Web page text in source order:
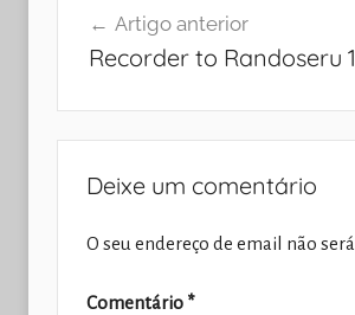
Artigo anterior
Recorder to Randoseru
Deixe um comentário
O seu endereço de email não
Comentário *